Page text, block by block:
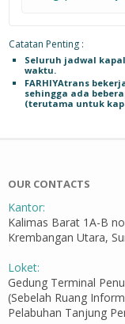
Catatan Penting :
Seluruh jadwal
waktu.
FARHIYAtrans
sehingga ada
(terutama untuk
OUR CONTACTS
Kantor:
Kalimas Barat 1A-B
Krembangan Utara,
Loket:
Gedung Terminal
(Sebelah Ruang
Pelabuhan Tanjung